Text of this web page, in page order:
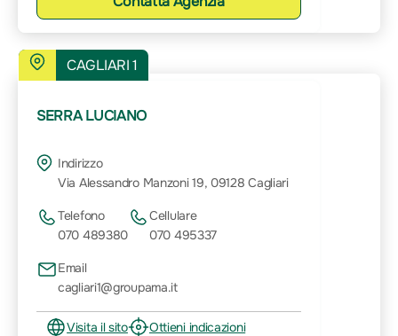
CAGLIARI 1
SERRA LUCIANO
Indirizzo
Via Alessandro Manzoni 19, 09128 Cagliari
Telefono
070 489380
Cellulare
070 495337
Email
cagliari1@groupama.it
Visita il sito Ottieni indicazioni